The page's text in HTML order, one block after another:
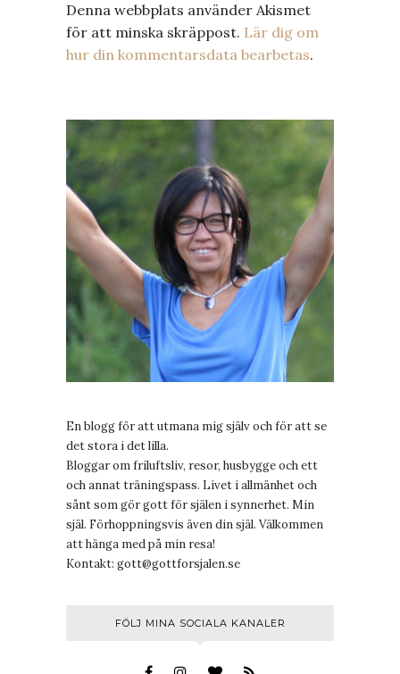
Denna webbplats använder Akismet
för att minska skräppost. Lär dig om
hur din kommentarsdata bearbetas.
En blogg för att utmana mig själv och för att se
det stora i det lilla.
Bloggar om friluftsliv, resor, husbygge och ett
och annat träningspass. Livet i allmänhet och
sånt som gör gott för själen i synnerhet. Min
själ. Förhoppningsvis även din själ. Välkommen
att hänga med på min resa!
Kontakt: gott@gottforsjalen.se
FÖLJ MINA SOCIALA KANALER